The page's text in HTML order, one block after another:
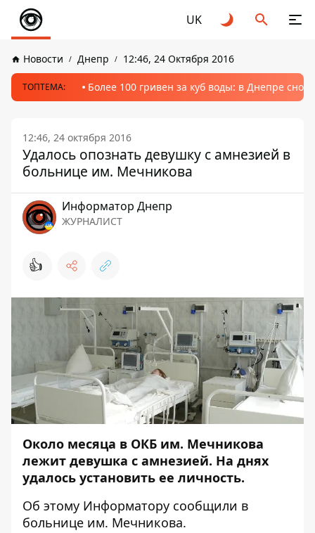
UK
Новости Днепр 12:46, 24 Октября 2016
ТОПТЕМА: Более 100 гривен за куб воды: в Днепре
12:46, 24 октября 2016
Удалось опознать девушку с амнезией в
больнице им. Мечникова
Информатор Днепр
ЖУРНАЛИСТ
👍
Около месяца в ОКБ им. Мечникова
лежит девушка с амнезией. На днях
удалось установить ее личность.
Об этому Информатору сообщили в
больнице им. Мечникова.